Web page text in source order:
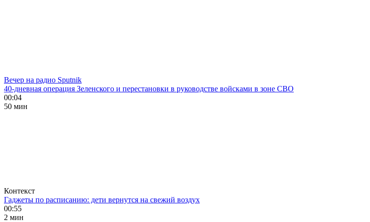
Вечер на радио Sputnik
40-дневная операция Зеленского и перестановки в руководстве войсками в зоне СВО
00:04
50 мин
Контекст
Гаджеты по расписанию: дети вернутся на свежий воздух
00:55
2 мин